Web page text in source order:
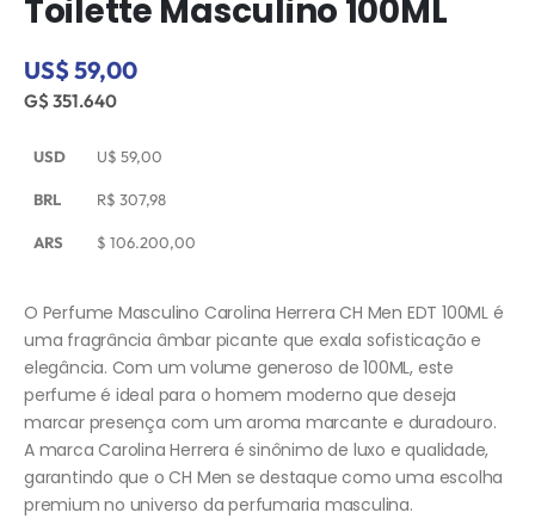
Toilette Masculino 100ML
US$ 59,00
G$ 351.640
USD U$ 59,00
BRL R$ 307,98
ARS $ 106.200,00
O Perfume Masculino Carolina Herrera CH Men EDT 100ML é
uma fragrância âmbar picante que exala sofisticação e
elegância. Com um volume generoso de 100ML, este
perfume é ideal para o homem moderno que deseja
marcar presença com um aroma marcante e duradouro.
A marca Carolina Herrera é sinônimo de luxo e qualidade,
garantindo que o CH Men se destaque como uma escolha
premium no universo da perfumaria masculina.